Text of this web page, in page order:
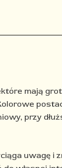
mają
przy
uwagę i